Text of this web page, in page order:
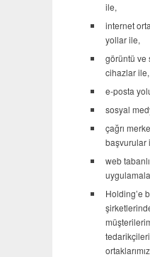
ile,
internet
yollar ile,
görüntü ve
cihazlar ile,
e-posta
sosyal
çağrı
başvurular
web
Holding’e